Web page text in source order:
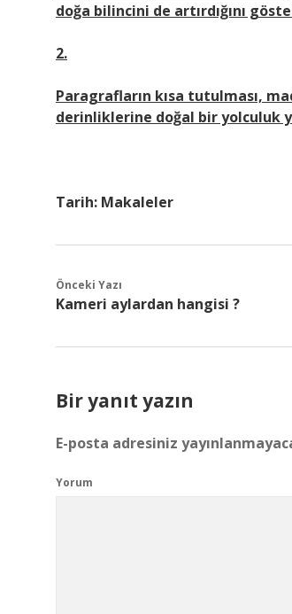
doğa bilincini de artırdığını
2.
Paragrafların kısa tutulması,
derinliklerine doğal bir yolculuk
Tarih: Makaleler
Önceki Yazı
Kameri aylardan hangisi ?
Bir yanıt yazın
E-posta adresiniz
Yorum